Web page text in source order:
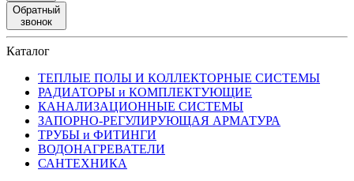
Обратный
звонок
Каталог
ТЕПЛЫЕ ПОЛЫ И КОЛЛЕКТОРНЫЕ СИСТЕМЫ
РАДИАТОРЫ и КОМПЛЕКТУЮЩИЕ
КАНАЛИЗАЦИОННЫЕ СИСТЕМЫ
ЗАПОРНО-РЕГУЛИРУЮЩАЯ АРМАТУРА
ТРУБЫ и ФИТИНГИ
ВОДОНАГРЕВАТЕЛИ
САНТЕХНИКА